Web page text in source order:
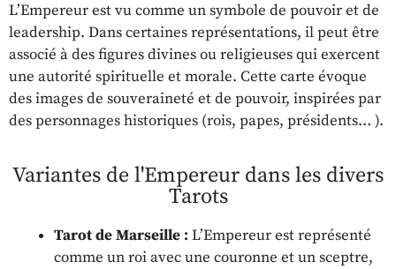
L’Empereur est vu comme un symbole de pouvoir et de
leadership. Dans certaines représentations, il peut être
associé à des figures divines ou religieuses qui exercent
une autorité spirituelle et morale. Cette carte évoque
des images de souveraineté et de pouvoir, inspirées par
des personnages historiques (rois, papes, présidents… ).
Variantes de l'Empereur dans les divers
Tarots
Tarot de Marseille : L’Empereur est représenté
comme un roi avec une couronne et un sceptre,